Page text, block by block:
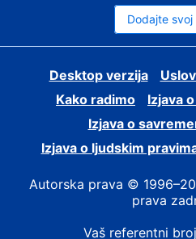
Dodajte
Desktop verzija
Kako radimo
Izjava
Izjava o
Izjava o ljudskim
Autorska prava ©
prava
Vaš referentni